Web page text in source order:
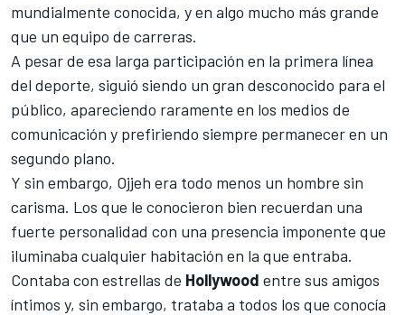
mundialmente conocida, y en algo mucho más grande
que un equipo de carreras.
A pesar de esa larga participación en la primera línea
del deporte, siguió siendo un gran desconocido para el
público, apareciendo raramente en los medios de
comunicación y prefiriendo siempre permanecer en un
segundo plano.
Y sin embargo, Ojjeh era todo menos un hombre sin
carisma. Los que le conocieron bien recuerdan una
fuerte personalidad con una presencia imponente que
iluminaba cualquier habitación en la que entraba.
Contaba con estrellas de Hollywood entre sus amigos
íntimos y, sin embargo, trataba a todos los que conocía